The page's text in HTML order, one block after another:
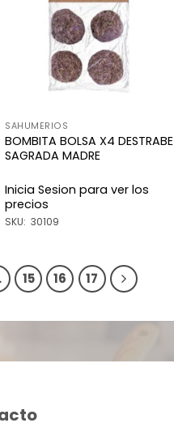
SAHUMERIOS
BOMBITA BOLSA X4 DESTRABE
SAGRADA MADRE
Inicia Sesion para ver los
precios
SKU: 30109
15 16 17